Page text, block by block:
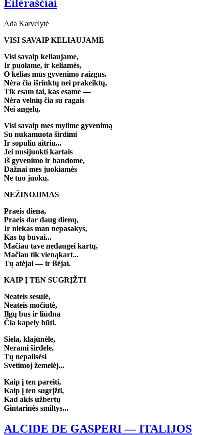
Eilėraščiai
Ada Karvelytė
VISI SAVAIP KELIAUJAME
Visi savaip keliaujame,
Ir puolame, ir keliamės,
O kelias mūs gyvenimo raizgus.
Nėra čia išrinktų nei prakeiktų,
Tik esam tai, kas esame —
Nėra velnių čia su ragais
Nei angelų.
Visi savaip mes mylime gyvenimą
Su nukamuota širdimi
Ir sopuliu aitriu...
Jei nusijuokti kartais
Iš gyvenimo ir bandome,
Dažnai mes juokiamės
Ne tuo juoku.
NEŽINOJIMAS
Praeis diena,
Praeis dar daug dienų,
Ir niekas man nepasakys,
Kas tų buvai...
Mačiau tave nedaugei kartų,
Mačiau tik vienąkart...
Tų atėjai — ir išėjai.
KAIP Į TEN SUGRĮŽTI
Neateis sesulė,
Neateis močiutė,
Ilgų bus ir liūdna
Čia kapely būti.
Siela, klajūnėle,
Nerami širdele,
Tų nepailsėsi
Svetimoj žemelėj...
Kaip į ten pareiti,
Kaip į ten sugrįžti,
Kad akis užbertų
Gintarinės smiltys...
ALCIDE DE GASPERI — ITALIJOS